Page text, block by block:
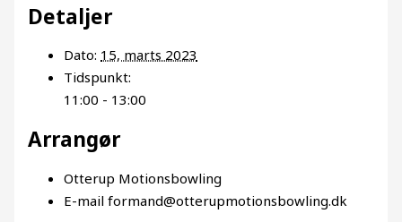
Detaljer
Dato: 15, marts 2023
Tidspunkt:
11:00 - 13:00
Arrangør
Otterup Motionsbowling
E-mailformand@otterupmotionsbowling.dk